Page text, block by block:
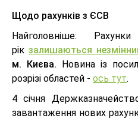
Щодо рахунків з ЄСВ
Найголовніше:
рік залишаються
м. Києва. Новина із
розрізі областей - ось тут.
4 січня
завантаження нових